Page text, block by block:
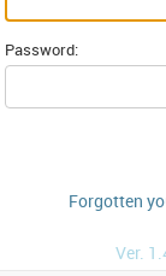
Password:
Forgotten
Ver.